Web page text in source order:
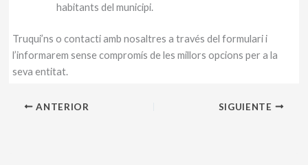
habitants del municipi.
Truqui’ns o contacti amb nosaltres a través del formulari i
l’informarem sense compromís de les millors opcions per a la
seva entitat.
ANTERIOR SIGUIENTE